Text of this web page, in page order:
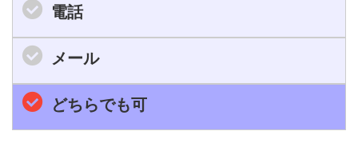
電話
メール
どちらでも可